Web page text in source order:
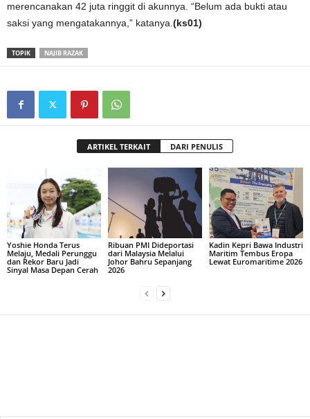
merencanakan 42 juta ringgit di akunnya. “Belum ada bukti atau
saksi yang mengatakannya,” katanya. (ks01)
TOPIK NAJIB RAZAK
ARTIKEL TERKAIT DARI PENULIS
Yoshie Honda Terus
Melaju, Medali Perunggu
dan Rekor Baru Jadi
Sinyal Masa Depan Cerah
Ribuan PMI Dideportasi
dari Malaysia Melalui
Johor Bahru Sepanjang
2026
Kadin Kepri Bawa Industri
Maritim Tembus Eropa
Lewat Euromaritime 2026